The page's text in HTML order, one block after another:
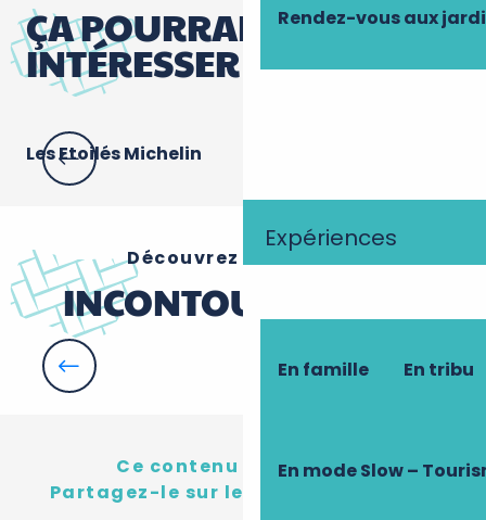
Rendez-vous aux
Expériences
En famille En tribu
En mode Slow –
ÇA POURRAIT VOUS
INTÉRESSER
Les Etoilés Michelin
Découvrez nos autres
INCONTOURNABLES
Cabanes dans les arbres
Ce contenu vous a plu ?
Partagez-le sur les réseau sociaux !